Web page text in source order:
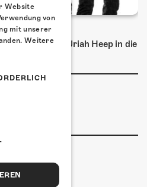
HEEP
2026 kommen Uriah Heep in die
Kofmehl
Website
von
mit unserer
Weitere